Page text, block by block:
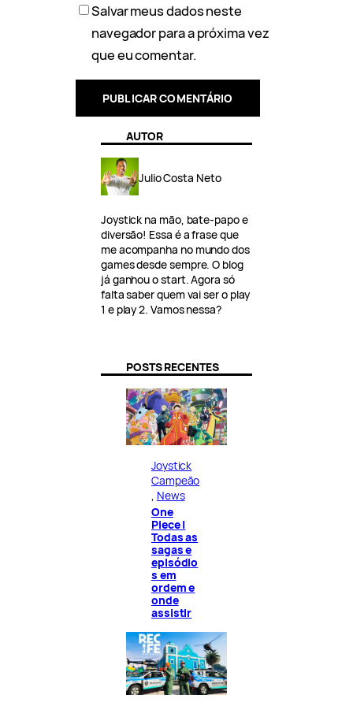
Salvar meus dados neste
navegador para a próxima vez
que eu comentar.
AUTOR
Julio Costa Neto
Joystick na mão, bate-papo e
diversão! Essa é a frase que
me acompanha no mundo dos
games desde sempre. O blog
já ganhou o start. Agora só
falta saber quem vai ser o play
1 e play 2. Vamos nessa?
POSTS RECENTES
Joystick
Campeão
News
One
Piece |
Todas as
sagas e
episódio
s em
ordem e
onde
assistir